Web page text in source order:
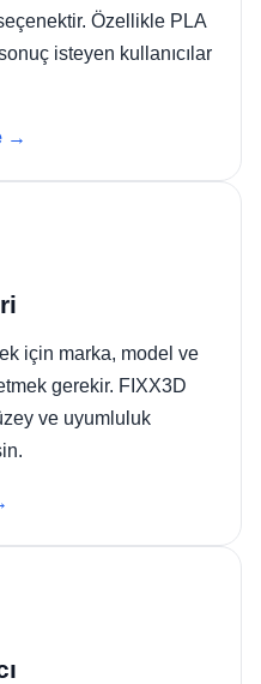
Özellikle PLA
isteyen kullanıcılar
→
için marka, model ve
gerekir. FIXX3D
ve uyumluluk